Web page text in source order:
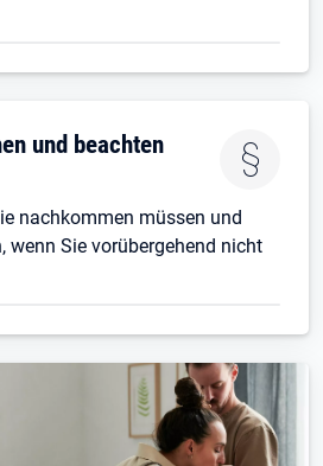
und beachten
nachkommen müssen und
wenn Sie vorübergehend nicht